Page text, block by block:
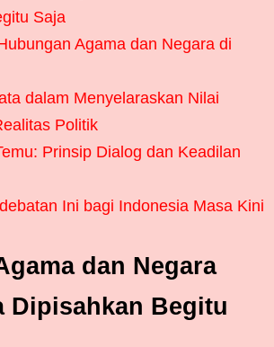
Saja
Agama dan Negara di
dalam Menyelaraskan Nilai
Politik
Prinsip Dialog dan Keadilan
Ini bagi Indonesia Masa Kini
dan Negara
Dipisahkan Begitu